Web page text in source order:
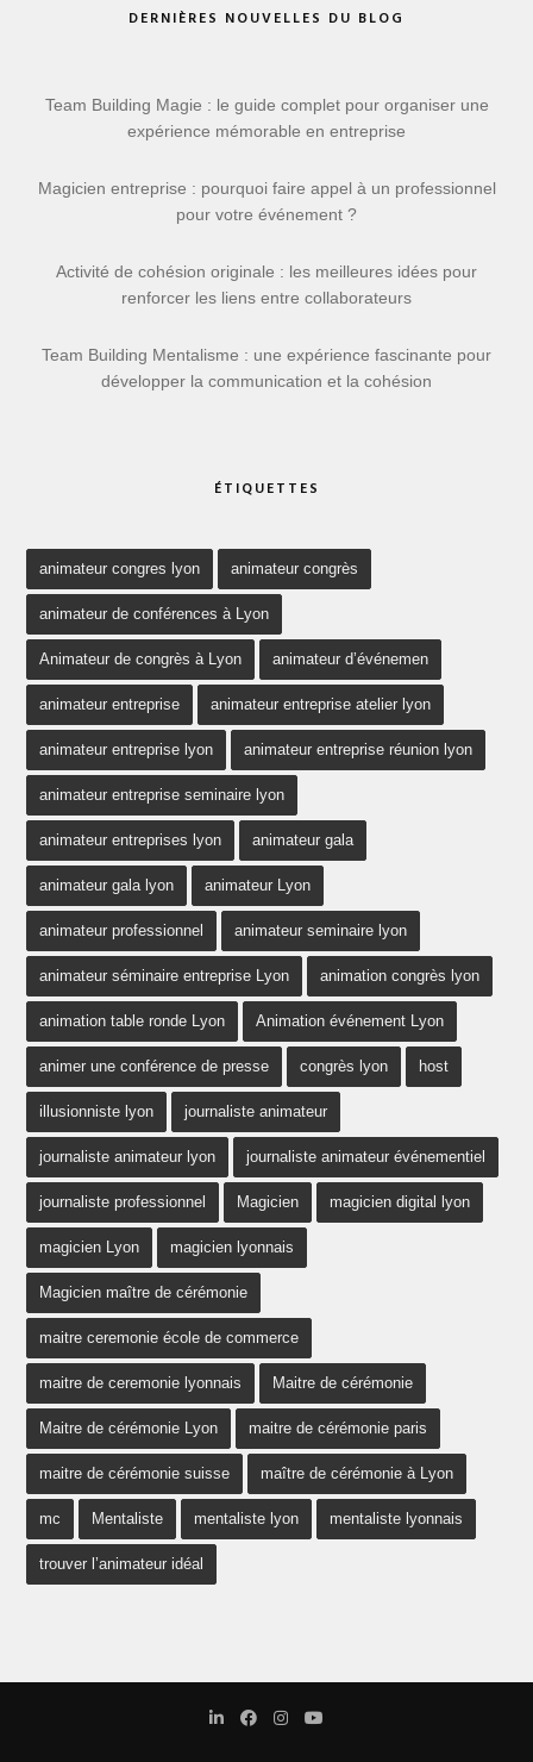
DERNIÈRES NOUVELLES DU BLOG
Team Building Magie : le guide complet pour organiser une
expérience mémorable en entreprise
Magicien entreprise : pourquoi faire appel à un professionnel
pour votre événement ?
Activité de cohésion originale : les meilleures idées pour
renforcer les liens entre collaborateurs
Team Building Mentalisme : une expérience fascinante pour
développer la communication et la cohésion
ÉTIQUETTES
animateur congres lyon animateur congrès
animateur de conférences à Lyon
Animateur de congrès à Lyon animateur d’événemen
animateur entreprise animateur entreprise atelier lyon
animateur entreprise lyon animateur entreprise réunion lyon
animateur entreprise seminaire lyon
animateur entreprises lyon animateur gala
animateur gala lyon animateur Lyon
animateur professionnel animateur seminaire lyon
animateur séminaire entreprise Lyon animation congrès lyon
animation table ronde Lyon Animation événement Lyon
animer une conférence de presse congrès lyon host
illusionniste lyon journaliste animateur
journaliste animateur lyon journaliste animateur événementiel
journaliste professionnel Magicien magicien digital lyon
magicien Lyon magicien lyonnais
Magicien maître de cérémonie
maitre ceremonie école de commerce
maitre de ceremonie lyonnais Maitre de cérémonie
Maitre de cérémonie Lyon maitre de cérémonie paris
maitre de cérémonie suisse maître de cérémonie à Lyon
mc Mentaliste mentaliste lyon mentaliste lyonnais
trouver l’animateur idéal